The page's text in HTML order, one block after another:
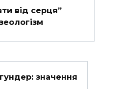
від серця”
значення